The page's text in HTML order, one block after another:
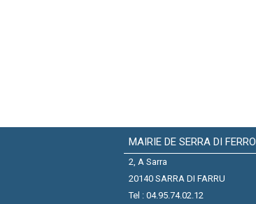
MAIRIE DE SERRA DI FERRO
2, A Sarra
20140 SARRA DI FARRU
Tel : 04.95.74.02.12